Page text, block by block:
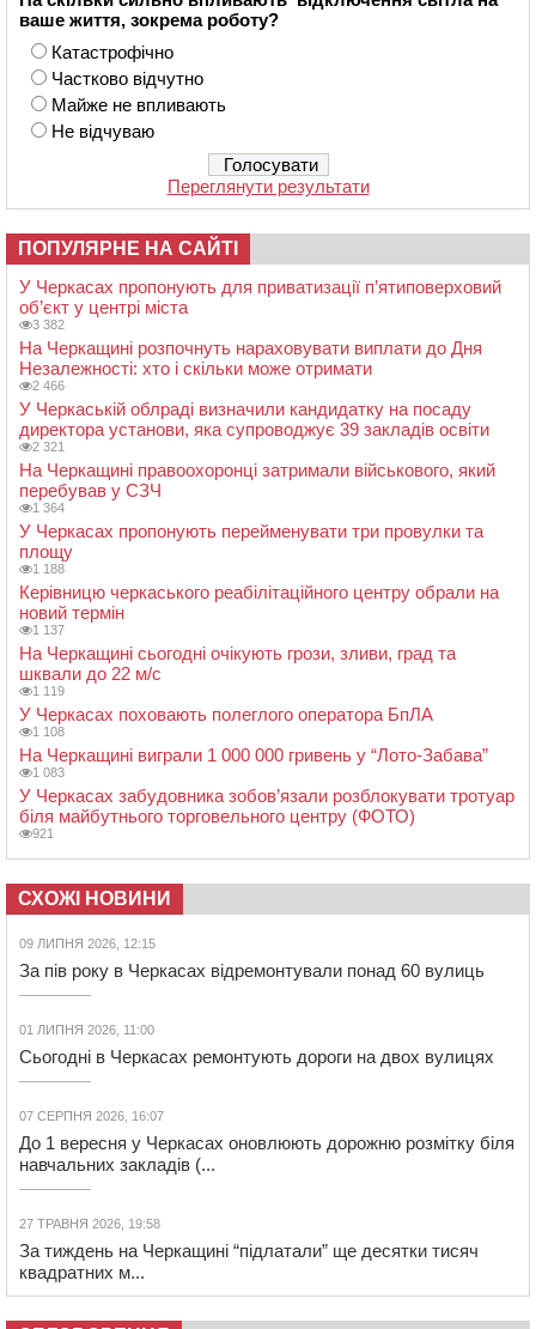
ваше життя, зокрема роботу?
Катастрофічно
Частково відчутно
Майже не впливають
Не відчуваю
Переглянути результати
ПОПУЛЯРНЕ НА САЙТІ
У Черкасах пропонують для приватизації п’ятиповерховий
об’єкт у центрі міста
3 382
На Черкащині розпочнуть нараховувати виплати до Дня
Незалежності: хто і скільки може отримати
2 466
У Черкаській облраді визначили кандидатку на посаду
директора установи, яка супроводжує 39 закладів освіти
2 321
На Черкащині правоохоронці затримали військового, який
перебував у СЗЧ
1 364
У Черкасах пропонують перейменувати три провулки та
площу
1 188
Керівницю черкаського реабілітаційного центру обрали на
новий термін
1 137
На Черкащині сьогодні очікують грози, зливи, град та
шквали до 22 м/с
1 119
У Черкасах поховають полеглого оператора БпЛА
1 108
На Черкащині виграли 1 000 000 гривень у “Лото-Забава”
1 083
У Черкасах забудовника зобов’язали розблокувати тротуар
біля майбутнього торговельного центру (ФОТО)
921
СХОЖІ НОВИНИ
09 ЛИПНЯ 2026, 12:15
За пів року в Черкасах відремонтували понад 60 вулиць
01 ЛИПНЯ 2026, 11:00
Сьогодні в Черкасах ремонтують дороги на двох вулицях
07 СЕРПНЯ 2026, 16:07
До 1 вересня у Черкасах оновлюють дорожню розмітку біля
навчальних закладів (...
27 ТРАВНЯ 2026, 19:58
За тиждень на Черкащині “підлатали” ще десятки тисяч
квадратних м...